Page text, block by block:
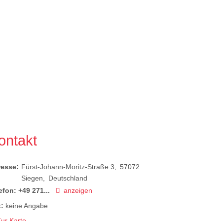
Fürst-Johann-Moritz-Straße 3
57072
Siegen
Deutschland
+49 271...
anzeigen
keine Angabe